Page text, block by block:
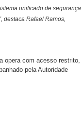
unificado de segurança
destaca Rafael Ramos,
opera com acesso restrito,
pela Autoridade